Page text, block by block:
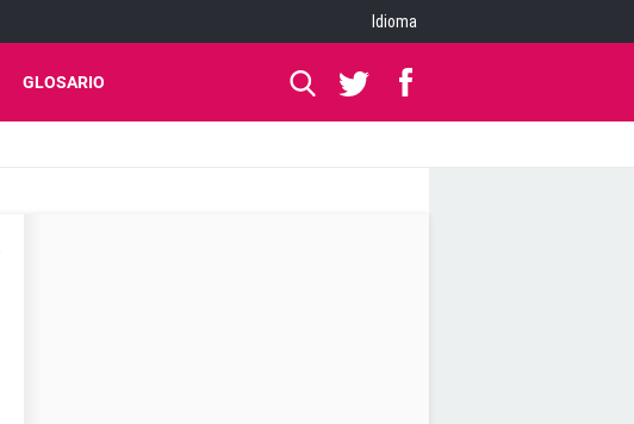
Idioma
GLOSARIO